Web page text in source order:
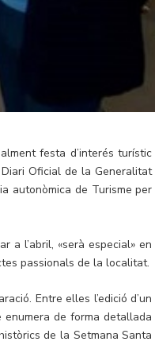
festa d’interés turístic
Oficial de la Generalitat
autonòmica de Turisme per
a l’abril, «serà especial» en
passionals de la localitat.
Entre elles l’edició d’un
de forma detallada
de la Setmana Santa